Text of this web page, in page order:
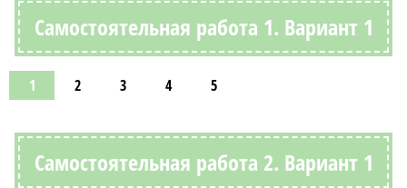
Самостоятельная работа 1. Вариант 1
1 2 3 4 5
Самостоятельная работа 2. Вариант 1